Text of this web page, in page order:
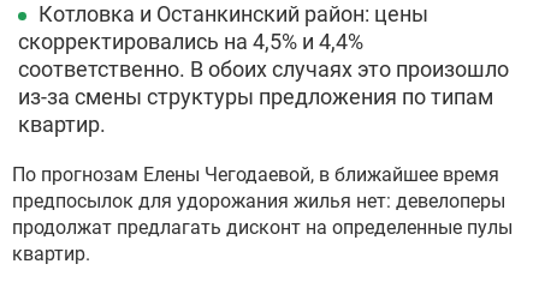
Котловка и Останкинский район: цены
скорректировались на 4,5% и 4,4%
соответственно. В обоих случаях это произошло
из-за смены структуры предложения по типам
квартир.
По прогнозам Елены Чегодаевой, в ближайшее время
предпосылок для удорожания жилья нет: девелоперы
продолжат предлагать дисконт на определенные пулы
квартир.